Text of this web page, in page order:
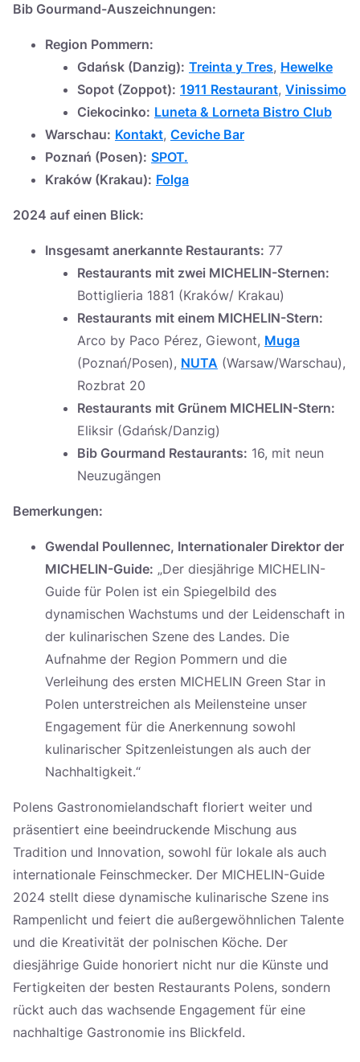
Bib Gourmand-Auszeichnungen:
Region Pommern:
Gdańsk (Danzig): Treinta y Tres, Hewelke
Sopot (Zoppot): 1911 Restaurant, Vinissimo
Ciekocinko: Luneta & Lorneta Bistro Club
Warschau: Kontakt, Ceviche Bar
Poznań (Posen): SPOT.
Kraków (Krakau): Folga
2024 auf einen Blick:
Insgesamt anerkannte Restaurants: 77
Restaurants mit zwei MICHELIN-Sternen:
Bottiglieria 1881 (Kraków/ Krakau)
Restaurants mit einem MICHELIN-Stern:
Arco by Paco Pérez, Giewont, Muga
(Poznań/Posen), NUTA (Warsaw/Warschau),
Rozbrat 20
Restaurants mit Grünem MICHELIN-Stern:
Eliksir (Gdańsk/Danzig)
Bib Gourmand Restaurants: 16, mit neun
Neuzugängen
Bemerkungen:
Gwendal Poullennec, Internationaler Direktor der
MICHELIN-Guide: „Der diesjährige MICHELIN-
Guide für Polen ist ein Spiegelbild des
dynamischen Wachstums und der Leidenschaft in
der kulinarischen Szene des Landes. Die
Aufnahme der Region Pommern und die
Verleihung des ersten MICHELIN Green Star in
Polen unterstreichen als Meilensteine unser
Engagement für die Anerkennung sowohl
kulinarischer Spitzenleistungen als auch der
Nachhaltigkeit.“
Polens Gastronomielandschaft floriert weiter und
präsentiert eine beeindruckende Mischung aus
Tradition und Innovation, sowohl für lokale als auch
internationale Feinschmecker. Der MICHELIN-Guide
2024 stellt diese dynamische kulinarische Szene ins
Rampenlicht und feiert die außergewöhnlichen Talente
und die Kreativität der polnischen Köche. Der
diesjährige Guide honoriert nicht nur die Künste und
Fertigkeiten der besten Restaurants Polens, sondern
rückt auch das wachsende Engagement für eine
nachhaltige Gastronomie ins Blickfeld.